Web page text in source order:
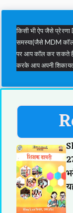
किसी भी ऐप जैसे प्रेरणा
समस्या(जैसे MDM कॉल)
पर आप कॉल कर सकते
करके आप अपनी